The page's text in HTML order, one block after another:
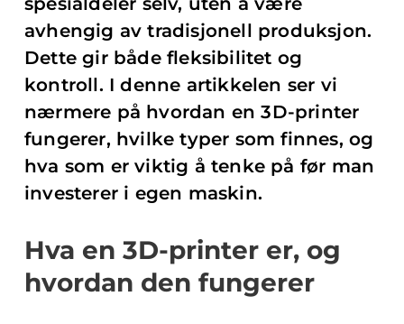
avhengig av tradisjonell produksjon.
Dette gir både fleksibilitet og
kontroll. I denne artikkelen ser vi
nærmere på hvordan en 3D-printer
fungerer, hvilke typer som finnes, og
hva som er viktig å tenke på før man
investerer i egen maskin.
Hva en 3D-printer er, og
hvordan den fungerer